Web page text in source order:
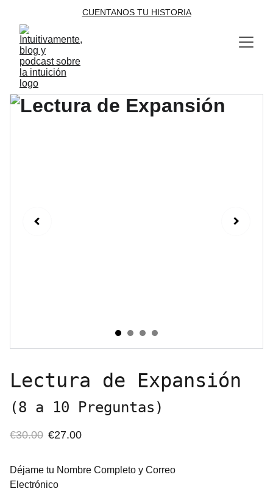
CUENTANOS TU HISTORIA
Lectura de Expansión
(8 a 10 Preguntas)
€30.00 €27.00
Déjame tu Nombre Completo y Correo
Electrónico